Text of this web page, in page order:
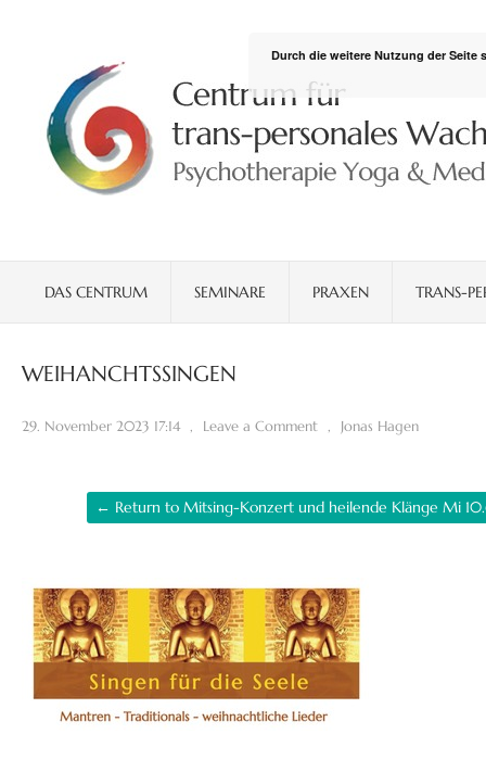
DAS CENTRUM SEMINARE PRAXEN TRANS-
WEIHANCHTSSINGEN
29. November 2023 17:14 , Leave a Comment , Jonas Hagen
← Return to Mitsing-Konzert und heilende Klänge Mi
Durch die weitere Nutzung der